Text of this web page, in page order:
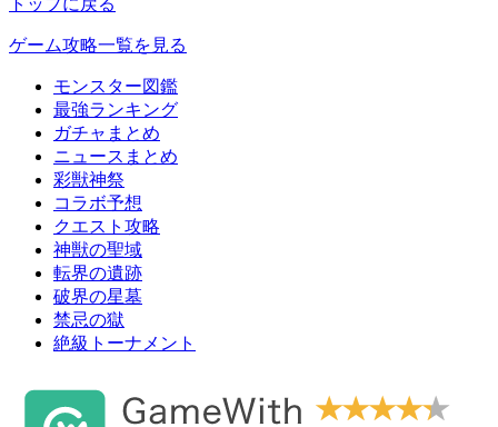
トップに戻る
ゲーム攻略一覧を見る
モンスター図鑑
最強ランキング
ガチャまとめ
ニュースまとめ
彩獣神祭
コラボ予想
クエスト攻略
神獣の聖域
転界の遺跡
破界の星墓
禁忌の獄
絶級トーナメント